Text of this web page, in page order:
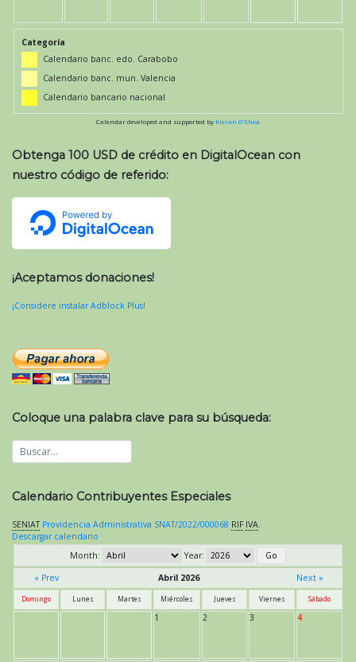
Categoría
Calendario banc. edo. Carabobo
Calendario banc. mun. Valencia
Calendario bancario nacional
Calendar developed and supported by Kieran O'Shea
Obtenga 100 USD de crédito en DigitalOcean con
nuestro código de referido:
¡Aceptamos donaciones!
¡Considere instalar Adblock Plus!
Coloque una palabra clave para su búsqueda:
Calendario Contribuyentes Especiales
SENIAT Providencia Administrativa SNAT/2022/000068 RIF IVA.
Descargar calendario
Month:
Year:
« Prev
Abril 2026 Next »
Domingo Lunes Martes Miércoles Jueves Viernes Sábado
1 2 3 4